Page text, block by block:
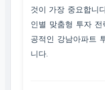
것이 가장 중요합니
인별 맞춤형 투자
공적인 강남아파트
니다.